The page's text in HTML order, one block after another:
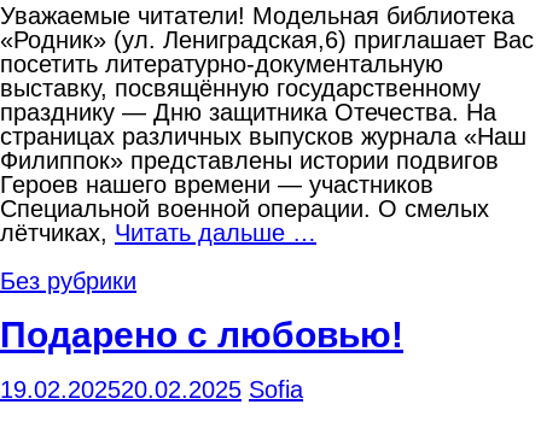
Уважаемые читатели! Модельная библиотека
«Родник» (ул. Лениградская,6) приглашает Вас
посетить литературно-документальную
выставку, посвящённую государственному
празднику — Дню защитника Отечества. На
страницах различных выпусков журнала «Наш
Филиппок» представлены истории подвигов
Героев нашего времени — участников
Специальной военной операции. О смелых
лётчиках, Читать дальше …
Без рубрики
Подарено с любовью!
19.02.202520.02.2025 Sofia